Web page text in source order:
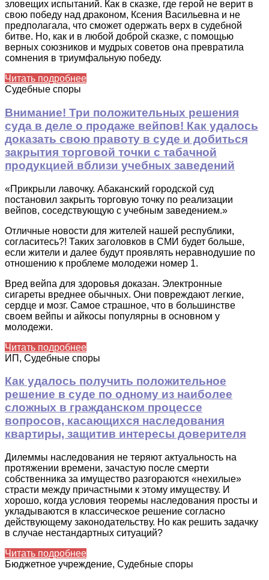
зловещих испытаний. Как в сказке, где герой не верит в
свою победу над драконом, Ксения Васильевна и не
предполагала, что сможет одержать верх в судебной
битве. Но, как и в любой доброй сказке, с помощью
верных союзников и мудрых советов она превратила
сомнения в триумфальную победу.
Читать подробнее
Судебные споры
Внимание! Три положительных решения
суда в деле о продаже вейпов! Как удалось
доказать свою правоту в суде и добиться
закрытия торговой точки с табачной
продукцией вблизи учебных заведений
«Прикрыли лавочку. Абаканский городской суд
постановил закрыть торговую точку по реализации
вейпов, соседствующую с учебным заведением.»
Отличные новости для жителей нашей республики,
согласитесь?! Таких заголовков в СМИ будет больше,
если жители и далее будут проявлять неравнодушие по
отношению к проблеме молодежи номер 1.
Вред вейпа для здоровья доказан. Электронные
сигареты вреднее обычных. Они повреждают легкие,
сердце и мозг. Самое страшное, что в большинстве
своем вейпы и айкосы популярны в основном у
молодежи.
Читать подробнее
ИП, Судебные споры
Как удалось получить положительное
решение в суде по одному из наиболее
сложных в гражданском процессе
вопросов, касающихся наследования
квартиры, защитив интересы доверителя
Дилеммы наследования не теряют актуальность на
протяжении времени, зачастую после смерти
собственника за имущество разгораются «нехилые»
страсти между причастными к этому имуществу. И
хорошо, когда условия теоремы наследования просты и
укладываются в классическое решение согласно
действующему законодательству. Но как решить задачку
в случае нестандартных ситуаций?
Читать подробнее
Бюджетное учреждение, Судебные споры